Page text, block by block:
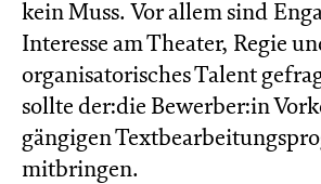
kein Muss. Vor allem sind
Interesse am Theater, Regie
organisatorisches Talent
sollte der:die Bewerber:in
gängigen
mitbringen.